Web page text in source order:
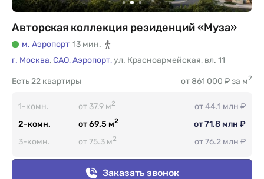
Авторская коллекция резиденций «Муза»
м. Аэропорт 13 мин.
г. Москва,САО,Аэропорт,ул. Красноармейская, вл. 11
22 квартиры
Есть от 861 000 ₽ за м2
1-комн. от 37.9 м2
от 44.1 млн ₽
2-комн.
от 69.5 м2
от 71.8 млн ₽
3-комн.
от 75.3 м2 от 76.2 млн ₽
Заказать звонок